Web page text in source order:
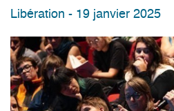
Libération - 19 janvier 2025